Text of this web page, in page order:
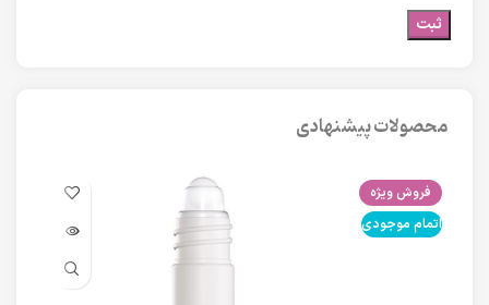
محصولات پیشنهادی
فروش ویژه
اتمام موجودی